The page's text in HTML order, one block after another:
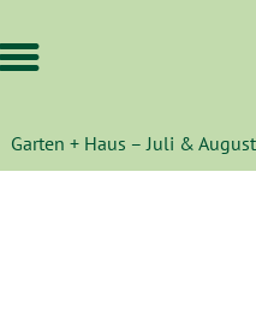
Garten + Haus – Juli & August